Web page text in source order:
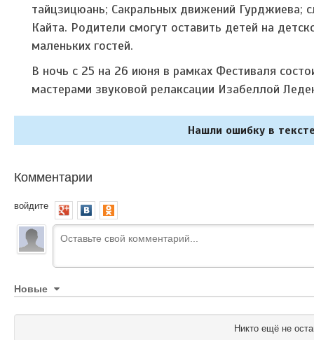
тайцзицюань; Сакральных движений Гурджиева;
Кайта. Родители смогут оставить детей на
маленьких гостей.
В ночь с 25 на 26 июня в рамках Фестиваля
мастерами звуковой релаксации Изабеллой
Нашли ошибку в
Комментарии
войдите
Новые
Никто ещё не